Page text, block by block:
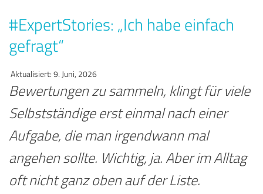
#ExpertStories: „Ich habe einfach
gefragt“
Aktualisiert: 9. Juni, 2026
Bewertungen zu sammeln, klingt für viele
Selbstständige erst einmal nach einer
Aufgabe, die man irgendwann mal
angehen sollte. Wichtig, ja. Aber im Alltag
oft nicht ganz oben auf der Liste.